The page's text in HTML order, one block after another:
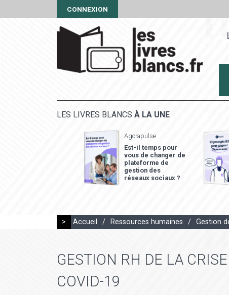
CONNEXION
LES LIVRES BLANCS À LA UNE
Agorapulse
Est-il temps pour
vous de changer de
plateforme de
gestion des
réseaux sociaux ?
> Accueil / Ressources humaines / Gestion
GESTION RH DE LA
COVID-19